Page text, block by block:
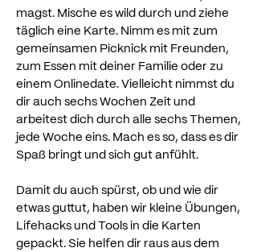
magst. Mische es wild durch und ziehe
täglich eine Karte. Nimm es mit zum
gemeinsamen Picknick mit Freunden,
zum Essen mit deiner Familie oder zu
einem Onlinedate. Vielleicht nimmst du
dir auch sechs Wochen Zeit und
arbeitest dich durch alle sechs Themen,
jede Woche eins. Mach es so, dass es dir
Spaß bringt und sich gut anfühlt.
Damit du auch spürst, ob und wie dir
etwas guttut, haben wir kleine Übungen,
Lifehacks und Tools in die Karten
gepackt. Sie helfen dir raus aus dem